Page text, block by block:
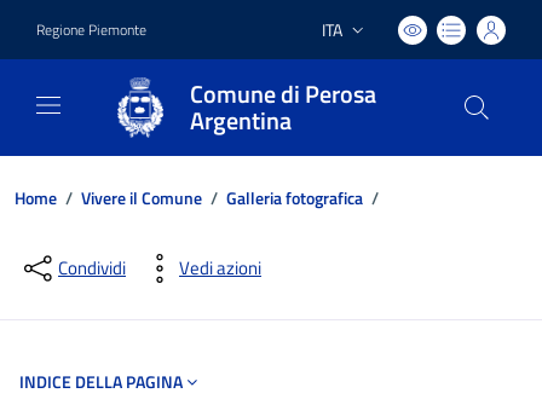
Regione Piemonte Lingua attiva:
ITA
Comune di Perosa
Argentina
Home / Vivere il Comune / Galleria fotografica /
Dettagli del documento
Condividi Vedi azioni
INDICE DELLA PAGINA